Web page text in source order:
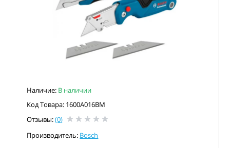
Наличие: В наличии
Код Товара: 1600A016BM
Отзывы:(0)
Производитель: Bosch